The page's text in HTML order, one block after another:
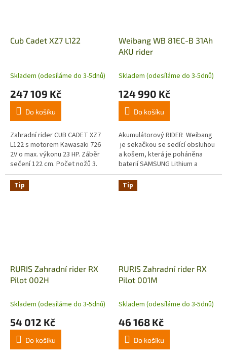
Cub Cadet XZ7 L122
Skladem (odesíláme do 3-5dnů)
247 109 Kč
Do košíku
Zahradní rider CUB CADET XZ7
L122 s motorem Kawasaki 726
2V o max. výkonu 23 HP. Záběr
sečení 122 cm. Počet nožů 3.
Vykoký výkon a nulový poloměr
otáčení.
Weibang WB 81EC-B 31Ah
AKU rider
Skladem (odesíláme do 3-5dnů)
124 990 Kč
Do košíku
Akumulátorový RIDER Weibang
je sekačkou se sedící obsluhou
a košem, která je poháněna
baterií SAMSUNG Lithium a
osazen 3 Bezkomutátorovými
motory. Žádné emise, nízká...
Tip
RURIS Zahradní rider RX
Pilot 002H
Skladem (odesíláme do 3-5dnů)
54 012 Kč
Do košíku
Tip
RURIS Zahradní rider RX
Pilot 001M
Skladem (odesíláme do 3-5dnů)
46 168 Kč
Do košíku